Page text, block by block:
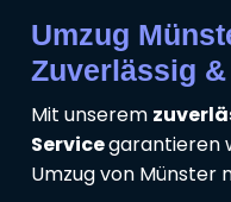
Umzug
Zuverlässig
Mit unserem
Servicegarantieren
Umzug von Münster